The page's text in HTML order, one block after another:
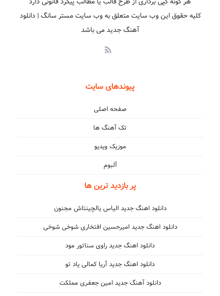
کلیه حقوق این وب سایت متعلق به وب سایت مستر سانگ | دانلود
آهنگ جدید می باشد
پیوندهای سایت
صفحه اصلی
تک آهنگ ها
موزیک ویدیو
آلبوم
پر بازدید ترین ها
دانلود اهنگ جدید الیاس یالچینتاش مجنون
دانلود اهنگ جدید امیرحسین افتخاری شوخی شوخی
دانلود اهنگ جدید راوی سناتور مود
دانلود اهنگ جدید آریا کمالی یاد تو
دانلود آهنگ جدید امین جعفری مملکت